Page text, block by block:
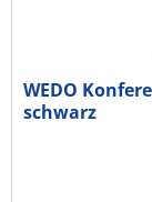
WEDO
schwarz